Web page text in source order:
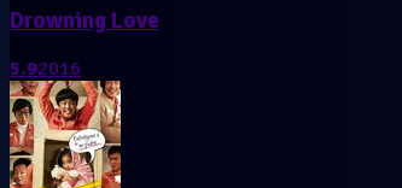
Drowning Love
5.92016